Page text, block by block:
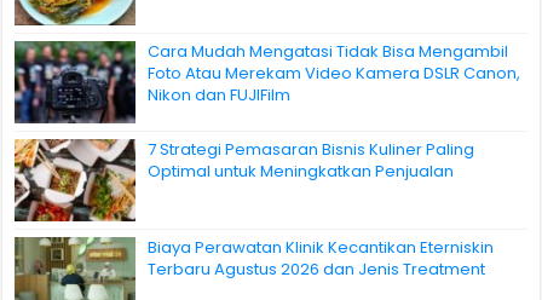
Cara Mudah Mengatasi Tidak Bisa Mengambil
Foto Atau Merekam Video Kamera DSLR Canon,
Nikon dan FUJIFilm
7 Strategi Pemasaran Bisnis Kuliner Paling
Optimal untuk Meningkatkan Penjualan
Biaya Perawatan Klinik Kecantikan Eterniskin
Terbaru Agustus 2026 dan Jenis Treatment